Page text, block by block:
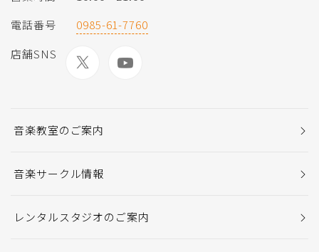
電話番号
0985-61-7760
店舗SNS
音楽教室のご案内
音楽サークル情報
レンタルスタジオのご案内